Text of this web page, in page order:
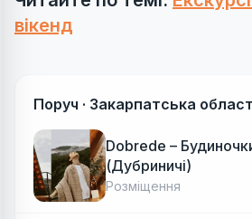
вікенд
Поруч · Закарпатська
Dobrede –
(Дубриничі)
Розміщення